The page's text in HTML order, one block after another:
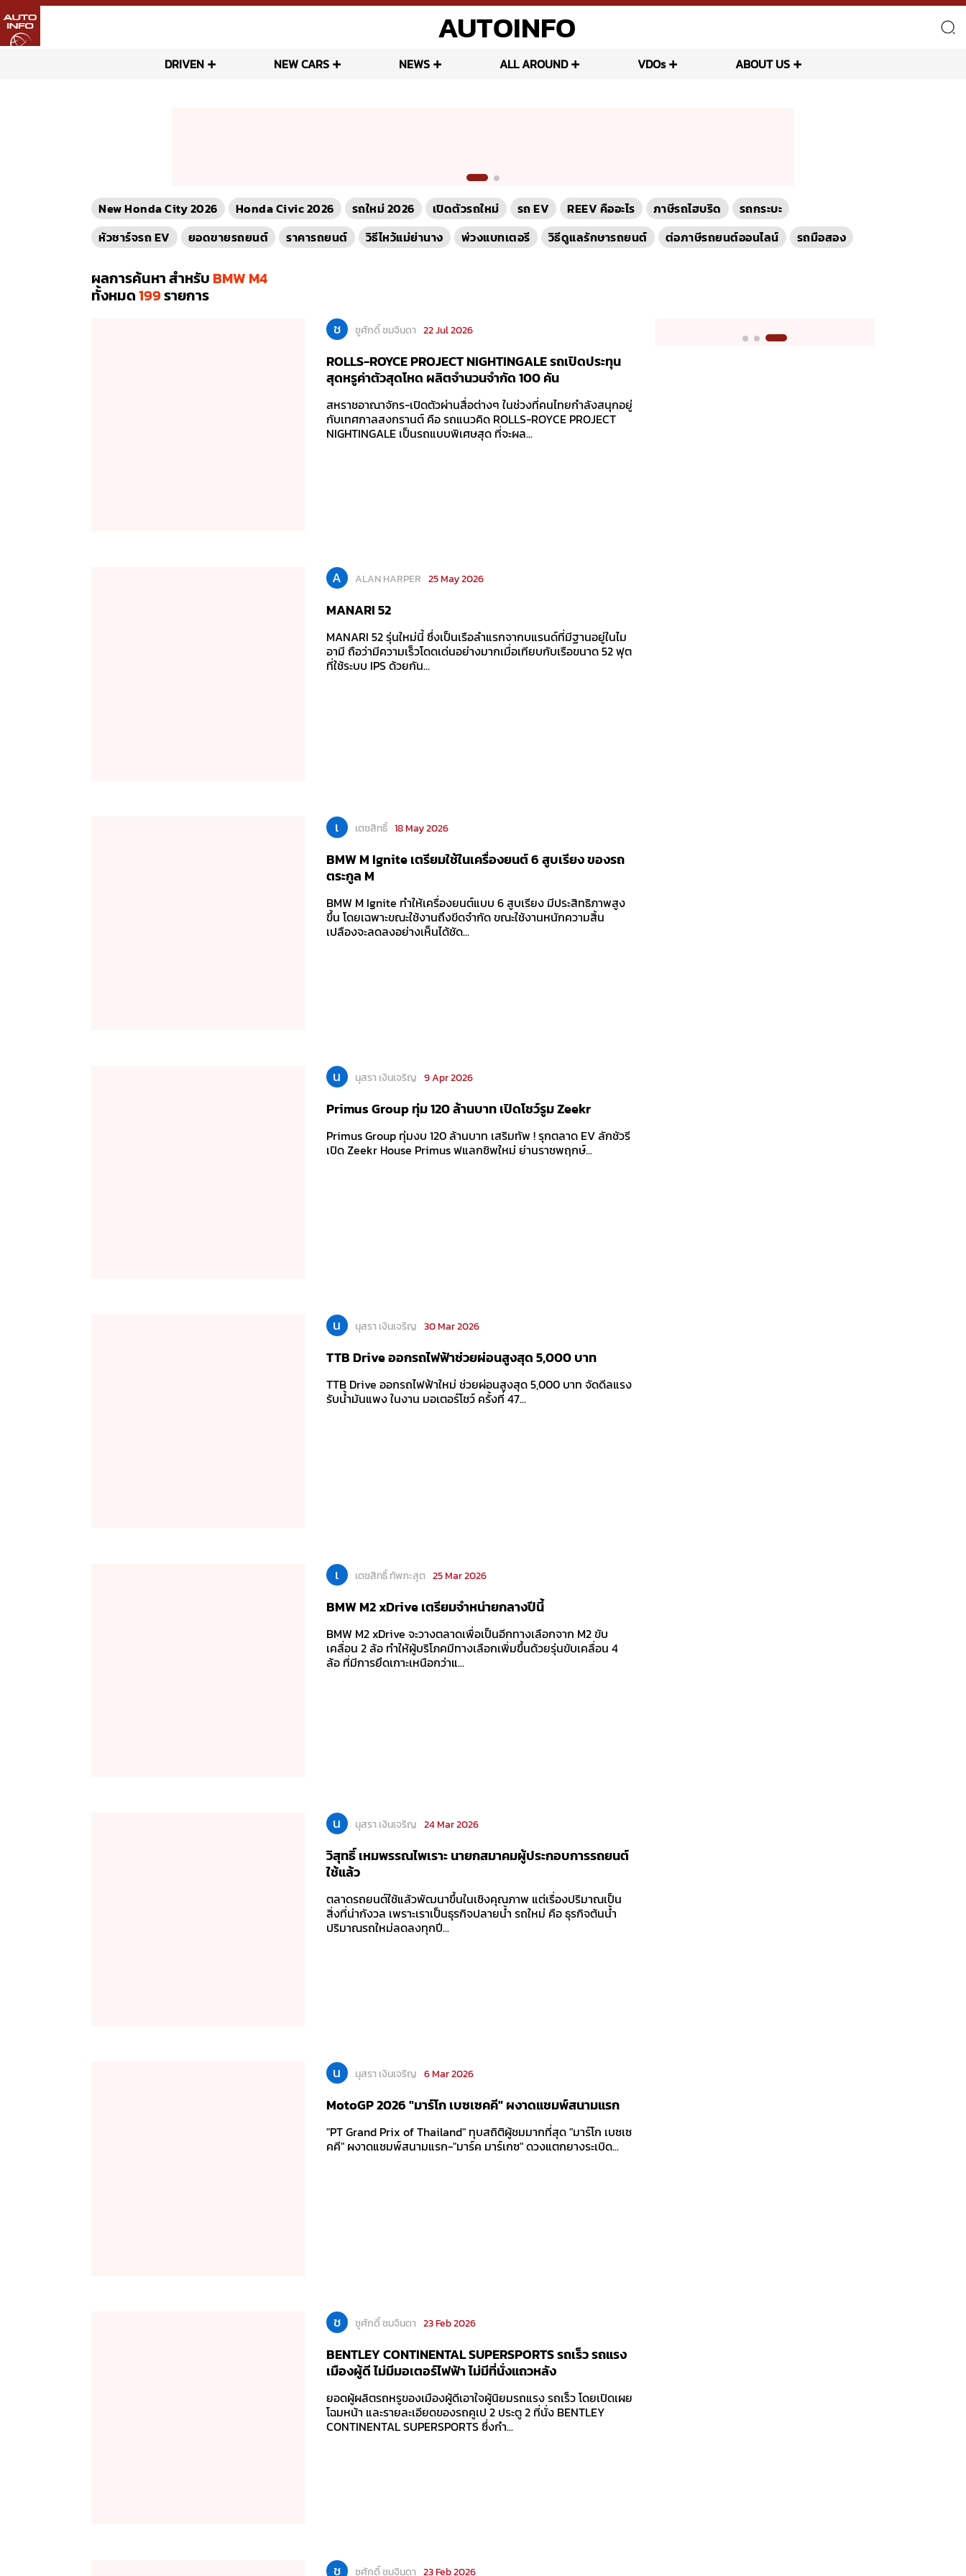
AUTOINFO
DRIVEN NEW CARS NEWS ALL AROUND VDOs ABOUT US
New Honda City 2026 Honda Civic 2026 รถใหม่ 2026 เปิดตัวรถใหม่ รถ EV REEV คืออะไร ภาษีรถไฮบริด
รถกระบะ
หัวชาร์จรถ EV
ยอดขายรถยนต์ ราคารถยนต์ วิธีไหว้แม่ย่านาง พ่วงแบทเตอรี วิธีดูแลรักษารถยนต์ ต่อภาษีรถยนต์ออนไลน์ รถมือสอง
ผลการค้นหา สำหรับ BMW M4
ทั้งหมด199รายการ
ช ชูศักดิ์ ชมจินดา 22 Jul 2026
ROLLS-ROYCE PROJECT NIGHTINGALE รถเปิดประทุน
สุดหรูค่าตัวสุดโหด ผลิตจำนวนจำกัด 100 คัน
สหราชอาณาจักร-เปิดตัวผ่านสื่อต่างๆ ในช่วงที่คนไทยกำลังสนุกอยู่
กับเทศกาลสงกรานต์ คือ รถแนวคิด ROLLS-ROYCE PROJECT
NIGHTINGALE เป็นรถแบบพิเศษสุด ที่จะผล...
A ALAN HARPER 25 May 2026
MANARI 52
MANARI 52 รุ่นใหม่นี้ ซึ่งเป็นเรือลำแรกจากบแรนด์ที่มีฐานอยู่ในไม
อามี ถือว่ามีความเร็วโดดเด่นอย่างมากเมื่อเทียบกับเรือขนาด 52 ฟุต
ที่ใช้ระบบ IPS ด้วยกัน...
เ เตชสิทธิ์ 18 May 2026
BMW M Ignite เตรียมใช้ในเครื่องยนต์ 6 สูบเรียง ของรถ
ตระกูล M
BMW M Ignite ทำให้เครื่องยนต์แบบ 6 สูบเรียง มีประสิทธิภาพสูง
ขึ้น โดยเฉพาะขณะใช้งานถึงขีดจำกัด ขณะใช้งานหนักความสิ้น
เปลืองจะลดลงอย่างเห็นได้ชัด...
น นุสรา เงินเจริญ 9 Apr 2026
Primus Group ทุ่ม 120 ล้านบาท เปิดโชว์รูม Zeekr
Primus Group ทุ่มงบ 120 ล้านบาท เสริมทัพ ! รุกตลาด EV ลักชัวรี
เปิด Zeekr House Primus ฟแลกชิพใหม่ ย่านราชพฤกษ์...
น นุสรา เงินเจริญ 30 Mar 2026
TTB Drive ออกรถไฟฟ้าช่วยผ่อนสูงสุด 5,000 บาท
TTB Drive ออกรถไฟฟ้าใหม่ ช่วยผ่อนสูงสุด 5,000 บาท จัดดีลแรง
รับน้ำมันแพง ในงาน มอเตอร์โชว์ ครั้งที่ 47...
เ เตชสิทธิ์ ทัพภะสุต 25 Mar 2026
BMW M2 xDrive เตรียมจำหน่ายกลางปีนี้
BMW M2 xDrive จะวางตลาดเพื่อเป็นอีกทางเลือกจาก M2 ขับ
เคลื่อน 2 ล้อ ทำให้ผู้บริโภคมีทางเลือกเพิ่มขึ้นด้วยรุ่นขับเคลื่อน 4
ล้อ ที่มีการยึดเกาะเหนือกว่าแ...
น นุสรา เงินเจริญ 24 Mar 2026
วิสุทธิ์ เหมพรรณไพเราะ นายกสมาคมผู้ประกอบการรถยนต์
ใช้แล้ว
ตลาดรถยนต์ใช้แล้วพัฒนาขึ้นในเชิงคุณภาพ แต่เรื่องปริมาณเป็น
สิ่งที่น่ากังวล เพราะเราเป็นธุรกิจปลายน้ำ รถใหม่ คือ ธุรกิจต้นน้ำ
ปริมาณรถใหม่ลดลงทุกปี...
น นุสรา เงินเจริญ 6 Mar 2026
MotoGP 2026 "มาร์โก เบซเซคคี" ผงาดแชมพ์สนามแรก
"PT Grand Prix of Thailand" ทุบสถิติผู้ชมมากที่สุด "มาร์โก เบซเซ
คคี" ผงาดแชมพ์สนามแรก-"มาร์ค มาร์เกซ" ดวงแตกยางระเบิด...
ช ชูศักดิ์ ชมจินดา 23 Feb 2026
BENTLEY CONTINENTAL SUPERSPORTS รถเร็ว รถแรง
เมืองผู้ดี ไม่มีมอเตอร์ไฟฟ้า ไม่มีที่นั่งแถวหลัง
ยอดผู้ผลิตรถหรูของเมืองผู้ดีเอาใจผู้นิยมรถแรง รถเร็ว โดยเปิดเผย
โฉมหน้า และรายละเอียดของรถคูเป 2 ประตู 2 ที่นั่ง BENTLEY
CONTINENTAL SUPERSPORTS ซึ่งกำ...
ช ชูศักดิ์ ชมจินดา 23 Feb 2026